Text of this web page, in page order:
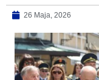
26 Maja, 2026